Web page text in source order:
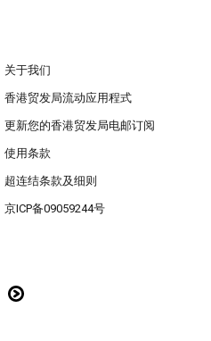
关于我们
香港贸发局流动应用程式
更新您的香港贸发局电邮订阅
使用条款
超连结条款及细则
京ICP备09059244号